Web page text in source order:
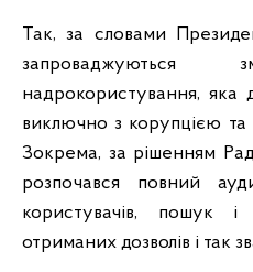
Так, за словами
надрокористування, яка
виключно з корупцією
Зокрема, за рішенням
розпочався повний
користувачів, пошук і
отриманих дозволів і так